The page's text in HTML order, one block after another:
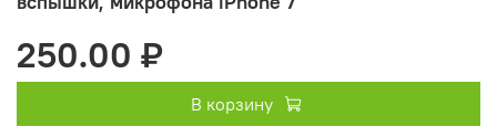
250.00 ₽
В корзину